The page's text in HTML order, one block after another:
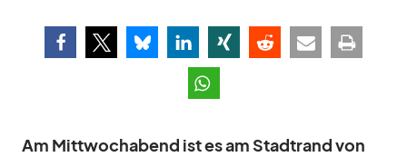
Am Mitt­woch­abend ist es am Stadt­rand von